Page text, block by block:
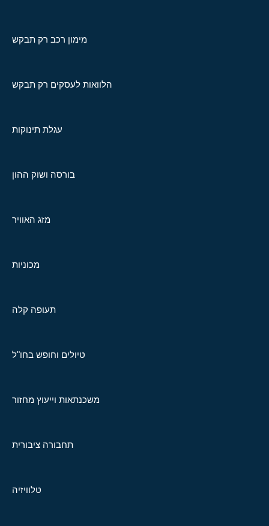
מימון רכב רק תבקש
הלוואות לעסקים רק תבקש
עגלת תינוקות
בורסה ושוק ההון
מזג האוויר
מכוניות
תעופה קלה
טיולים וחופש בחו"ל
משכנתאות וייעוץ מחזור
תחבורה ציבורית
טלוויזיה